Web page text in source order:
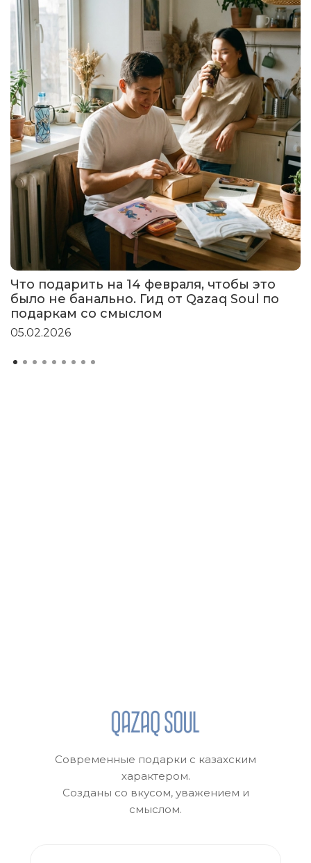
Что подарить на 14 февраля, чтобы это
было не банально. Гид от Qazaq Soul по
подаркам со смыслом
05.02.2026
Современные подарки с казахским
характером.
Созданы со вкусом, уважением и
смыслом.